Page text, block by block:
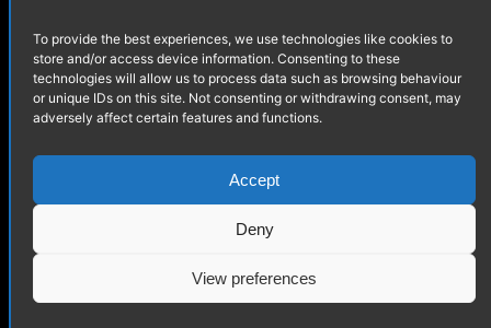
To provide the best experiences, we use technologies like cookies to
store and/or access device information. Consenting to these
technologies will allow us to process data such as browsing behaviour
or unique IDs on this site. Not consenting or withdrawing consent, may
adversely affect certain features and functions.
Accept
Deny
View preferences
conception.